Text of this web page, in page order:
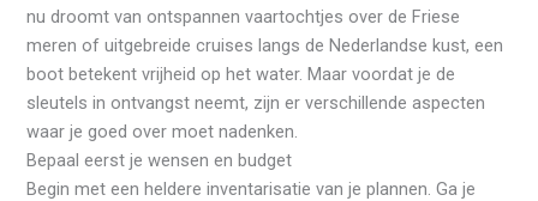
nu droomt van ontspannen vaartochtjes over de Friese
meren of uitgebreide cruises langs de Nederlandse kust, een
boot betekent vrijheid op het water. Maar voordat je de
sleutels in ontvangst neemt, zijn er verschillende aspecten
waar je goed over moet nadenken.
Bepaal eerst je wensen en budget
Begin met een heldere inventarisatie van je plannen. Ga je